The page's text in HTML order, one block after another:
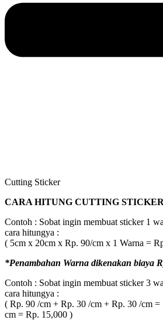
Cutting Sticker
CARA HITUNG CUTTING STICKER
Contoh : Sobat ingin membuat sticker 1
cara hitungya :
( 5cm x 20cm x Rp. 90/cm x 1 Warna =
*Penambahan Warna dikenakan biaya
Contoh : Sobat ingin membuat sticker 3
cara hitungya :
( Rp. 90 /cm + Rp. 30 /cm + Rp. 30 /cm
cm = Rp. 15,000 )